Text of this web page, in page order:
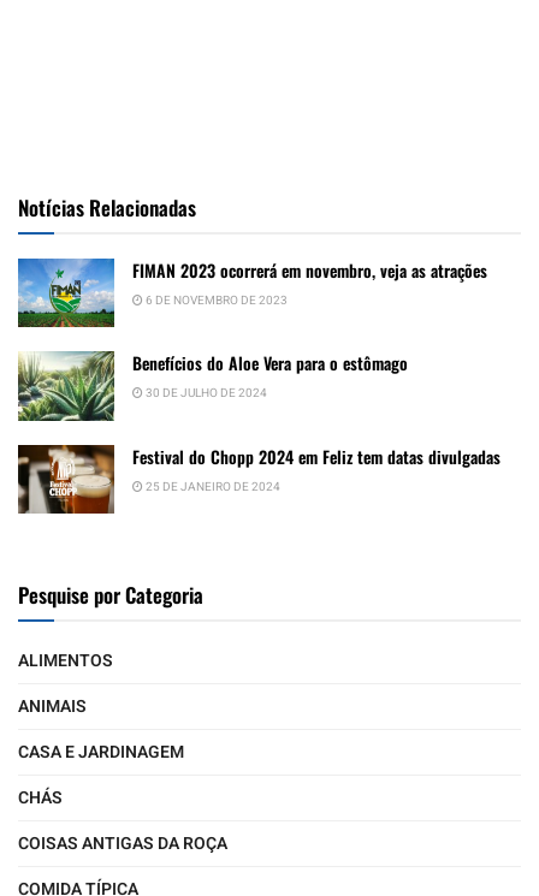
Notícias Relacionadas
FIMAN 2023 ocorrerá em novembro, veja as atrações
6 DE NOVEMBRO DE 2023
Benefícios do Aloe Vera para o estômago
30 DE JULHO DE 2024
Festival do Chopp 2024 em Feliz tem datas divulgadas
25 DE JANEIRO DE 2024
Pesquise por Categoria
ALIMENTOS
ANIMAIS
CASA E JARDINAGEM
CHÁS
COISAS ANTIGAS DA ROÇA
COMIDA TÍPICA